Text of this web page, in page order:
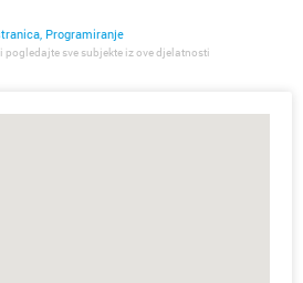
Programiranje
pogledajte sve subjekte iz ove djelatnosti